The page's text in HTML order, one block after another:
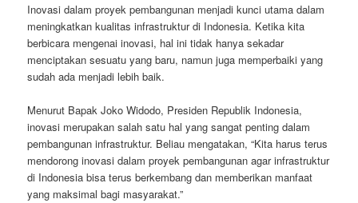
Inovasi dalam proyek pembangunan menjadi kunci utama dalam
meningkatkan kualitas infrastruktur di Indonesia. Ketika kita
berbicara mengenai inovasi, hal ini tidak hanya sekadar
menciptakan sesuatu yang baru, namun juga memperbaiki yang
sudah ada menjadi lebih baik.
Menurut Bapak Joko Widodo, Presiden Republik Indonesia,
inovasi merupakan salah satu hal yang sangat penting dalam
pembangunan infrastruktur. Beliau mengatakan, “Kita harus terus
mendorong inovasi dalam proyek pembangunan agar infrastruktur
di Indonesia bisa terus berkembang dan memberikan manfaat
yang maksimal bagi masyarakat.”